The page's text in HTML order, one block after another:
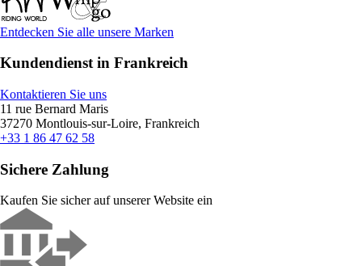
Entdecken Sie alle unsere Marken
Kundendienst in Frankreich
Kontaktieren Sie uns
11 rue Bernard Maris
37270 Montlouis-sur-Loire, Frankreich
+33 1 86 47 62 58
Sichere Zahlung
Kaufen Sie sicher auf unserer Website ein